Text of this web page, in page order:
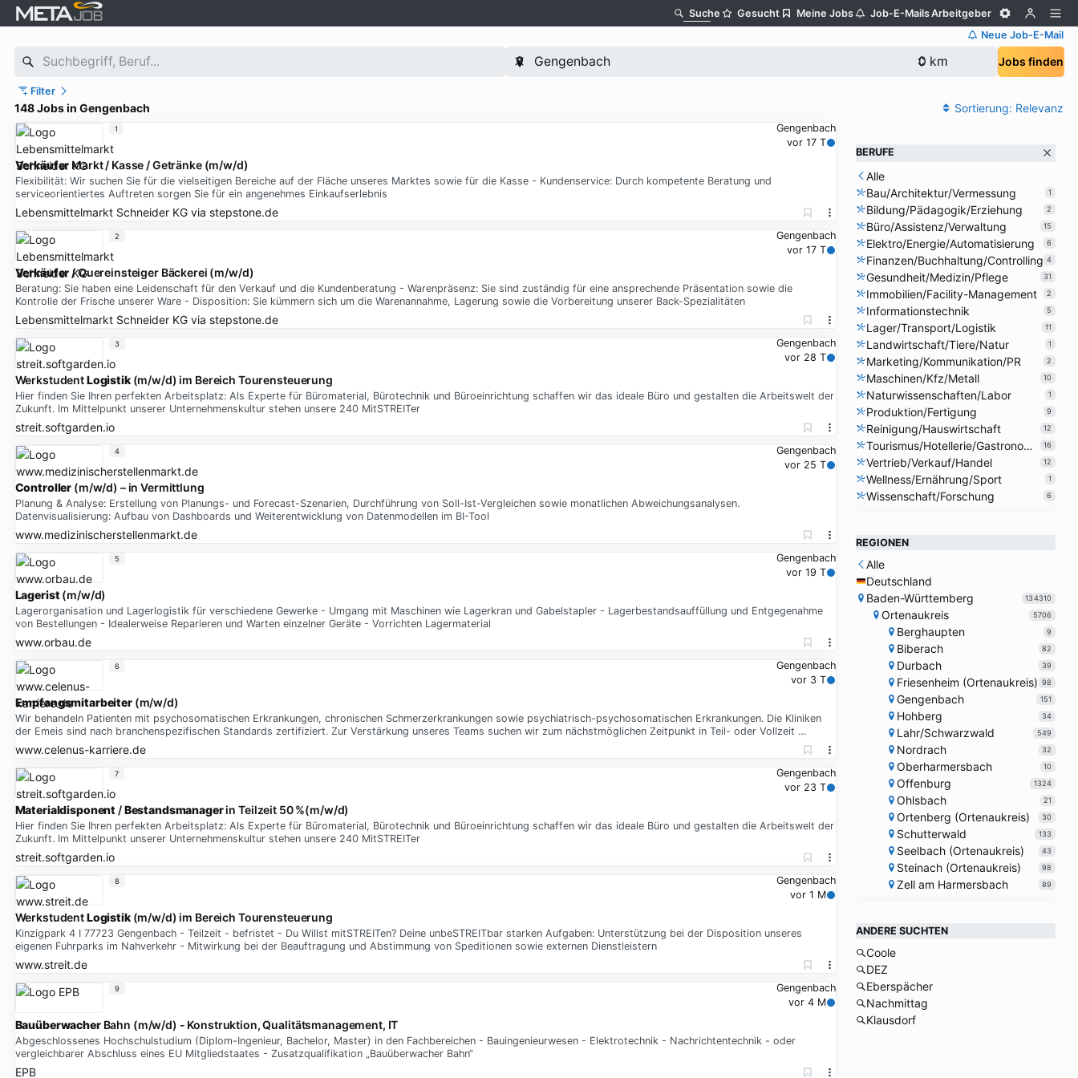
Suche Gesucht Meine Jobs Job-E-MailsArbeitgeber
Neue Job-E-Mail
Jobs finden
Filter
148 Jobs in Gengenbach Sortierung: Relevanz
Gengenbach
vor 17 T
Verkäufer Markt / Kasse / Getränke (m/w/d)
Flexibilität: Wir suchen Sie für die vielseitigen Bereiche auf der Fläche unseres Marktes sowie für die Kasse - Kundenservice: Durch kompetente Beratung und
serviceorientiertes Auftreten sorgen Sie für ein angenehmes Einkaufserlebnis
Lebensmittelmarkt Schneider KGvia stepstone.de
1
Gengenbach
vor 17 T
Verkäufer / Quereinsteiger Bäckerei (m/w/d)
Beratung: Sie haben eine Leidenschaft für den Verkauf und die Kundenberatung - Warenpräsenz: Sie sind zuständig für eine ansprechende Präsentation sowie die
Kontrolle der Frische unserer Ware - Disposition: Sie kümmern sich um die Warenannahme, Lagerung sowie die Vorbereitung unserer Back-Spezialitäten
Lebensmittelmarkt Schneider KGvia stepstone.de
2
Gengenbach
vor 28 T
WerkstudentLogistik(m/w/d) im Bereich Tourensteuerung
Hier finden Sie Ihren perfekten Arbeitsplatz: Als Experte für Büromaterial, Bürotechnik und Büroeinrichtung schaffen wir das ideale Büro und gestalten die Arbeitswelt der
Zukunft. Im Mittelpunkt unserer Unternehmenskultur stehen unsere 240 MitSTREITer
streit.softgarden.io
3
Gengenbach
vor 25 T
Controller (m/w/d) – in Vermittlung
Planung & Analyse: Erstellung von Planungs- und Forecast-Szenarien, Durchführung von Soll-Ist-Vergleichen sowie monatlichen Abweichungsanalysen.
Datenvisualisierung: Aufbau von Dashboards und Weiterentwicklung von Datenmodellen im BI-Tool
www.medizinischerstellenmarkt.de
4
Gengenbach
vor 19 T
Lagerist (m/w/d)
Lagerorganisation und Lagerlogistik für verschiedene Gewerke - Umgang mit Maschinen wie Lagerkran und Gabelstapler - Lagerbestandsauffüllung und Entgegenahme
von Bestellungen - Idealerweise Reparieren und Warten einzelner Geräte - Vorrichten Lagermaterial
www.orbau.de
5
Gengenbach
vor 3 T
Empfangsmitarbeiter(m/w/d)
Wir behandeln Patienten mit psychosomatischen Erkrankungen, chronischen Schmerzerkrankungen sowie psychiatrisch-psychosomatischen Erkrankungen. Die Kliniken
der Emeis sind nach branchenspezifischen Standards zertifiziert. Zur Verstärkung unseres Teams suchen wir zum nächstmöglichen Zeitpunkt in Teil- oder Vollzeit …
www.celenus-karriere.de
6
Gengenbach
vor 23 T
Materialdisponent /Bestandsmanagerin Teilzeit 50 %(m/w/d)
Hier finden Sie Ihren perfekten Arbeitsplatz: Als Experte für Büromaterial, Bürotechnik und Büroeinrichtung schaffen wir das ideale Büro und gestalten die Arbeitswelt der
Zukunft. Im Mittelpunkt unserer Unternehmenskultur stehen unsere 240 MitSTREITer
streit.softgarden.io
7
Gengenbach
vor 1 M
WerkstudentLogistik(m/w/d) im Bereich Tourensteuerung
Kinzigpark 4 I 77723 Gengenbach - Teilzeit - befristet - Du Willst mitSTREITen? Deine unbeSTREITbar starken Aufgaben: Unterstützung bei der Disposition unseres
eigenen Fuhrparks im Nahverkehr - Mitwirkung bei der Beauftragung und Abstimmung von Speditionen sowie externen Dienstleistern
www.streit.de
8
Gengenbach
vor 4 M
BauüberwacherBahn (m/w/d) - Konstruktion, Qualitätsmanagement, IT
Abgeschlossenes Hochschulstudium (Diplom-Ingenieur, Bachelor, Master) in den Fachbereichen - Bauingenieurwesen - Elektrotechnik - Nachrichtentechnik - oder
vergleichbarer Abschluss eines EU Mitgliedstaates - Zusatzqualifikation „Bauüberwacher Bahn“
EPB
9
BERUFE
Alle
Bau/Architektur/Vermessung
1
Bildung/Pädagogik/Erziehung 2
Büro/Assistenz/Verwaltung 15
Elektro/Energie/Automatisierung 6
Finanzen/Buchhaltung/Controlling 4
Gesundheit/Medizin/Pflege 31
Immobilien/Facility-Management 2
Informationstechnik 5
Lager/Transport/Logistik 11
Landwirtschaft/Tiere/Natur 1
Marketing/Kommunikation/PR 2
Maschinen/Kfz/Metall 10
Naturwissenschaften/Labor 1
Produktion/Fertigung 9
Reinigung/Hauswirtschaft 12
Tourismus/Hotellerie/Gastronomie 16
Vertrieb/Verkauf/Handel 12
Wellness/Ernährung/Sport 1
Wissenschaft/Forschung 6
REGIONEN
Alle
Deutschland
Baden-Württemberg
134310
Ortenaukreis 5706
Berghaupten 9
Biberach 82
Durbach 39
Friesenheim (Ortenaukreis) 98
Gengenbach 151
Hohberg 34
Lahr/Schwarzwald 549
Nordrach 32
Oberharmersbach 10
Offenburg 1324
Ohlsbach 21
Ortenberg (Ortenaukreis) 30
Schutterwald 133
Seelbach (Ortenaukreis) 43
Steinach (Ortenaukreis) 98
Zell am Harmersbach 89
ANDERE SUCHTEN
Coole
DEZ
Eberspächer
Nachmittag
Klausdorf